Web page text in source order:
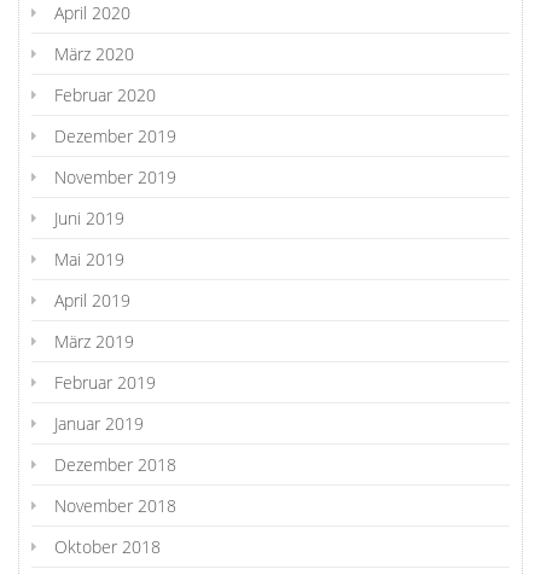
April 2020
März 2020
Februar 2020
Dezember 2019
November 2019
Juni 2019
Mai 2019
April 2019
März 2019
Februar 2019
Januar 2019
Dezember 2018
November 2018
Oktober 2018